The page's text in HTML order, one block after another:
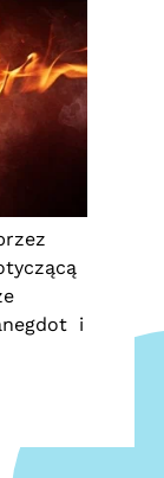
i